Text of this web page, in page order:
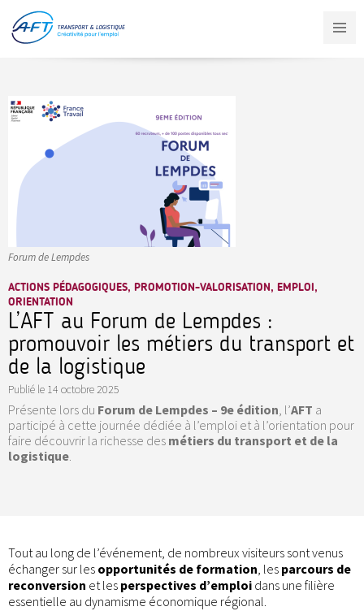
contenu
principal
Forum de Lempdes
ACTIONS PÉDAGOGIQUES, PROMOTION-VALORISATION, EMPLOI,
ORIENTATION
L’AFT au Forum de Lempdes :
promouvoir les métiers du transport et
de la logistique
Publié le 14 octobre 2025
Présente lors du Forum de Lempdes – 9e édition, l’AFT a
participé à cette journée dédiée à l’emploi et à l’orientation pour
faire découvrir la richesse des métiers du transport et de la
logistique.
Tout au long de l’événement, de nombreux visiteurs sont venus
échanger sur les opportunités de formation, les parcours de
reconversion et les perspectives d’emploi dans une filière
essentielle au dynamisme économique régional.